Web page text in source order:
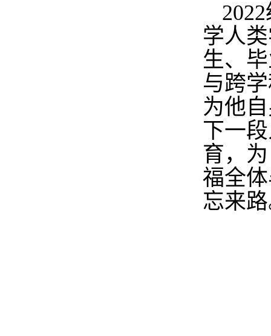
2022
学人
生、
与跨
为他
下一
育，
福全
忘来